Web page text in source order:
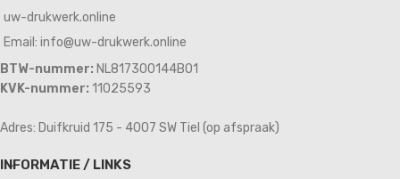
uw-drukwerk.online
Email: info@uw-drukwerk.online
BTW-nummer: NL817300144B01
KVK-nummer: 11025593
Adres: Duifkruid 175 - 4007 SW Tiel (op afspraak)
INFORMATIE / LINKS